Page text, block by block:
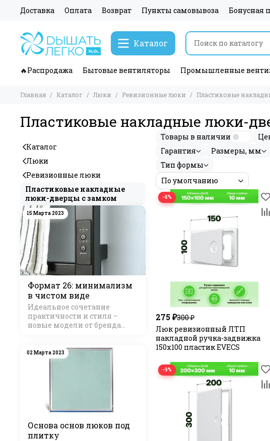
Доставка Оплата Возврат Пункты самовывоза Бонусная
Каталог
🔥Распродажа Бытовые вентиляторы Промышленные
Главная Каталог Люки Ревизионные люки Пластиковые
Пластиковые накладные люки-
Товары в наличии
Гарантия
Размеры, мм
Тип формы
−8%
275 ₽300 ₽
Люк ревизионный ЛТП
накладной ручка-задвижка
150х100 пластик EVECS
−9%
Каталог
Люки
Ревизионные люки
Пластиковые накладные
люки-дверцы с замком
15 Марта 2023
Формат 26: минимализм
в чистом виде
Идеальное сочетание
практичности и стиля –
новые модели от бренда
02 Марта 2023
Основа основ люков под
плитку